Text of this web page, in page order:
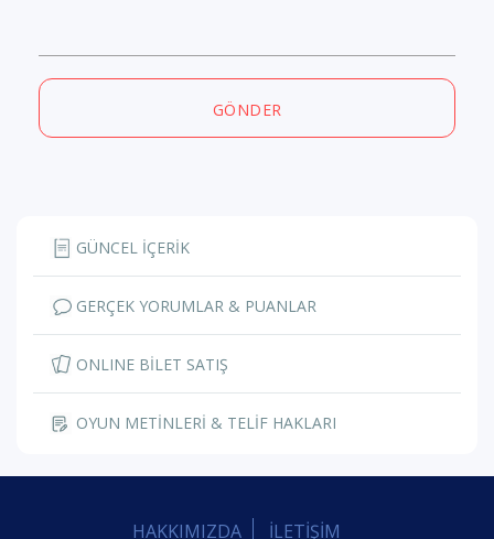
GÖNDER
GÜNCEL İÇERİK
GERÇEK YORUMLAR & PUANLAR
ONLINE BİLET SATIŞ
OYUN METİNLERİ & TELİF HAKLARI
HAKKIMIZDA İLETİŞİM